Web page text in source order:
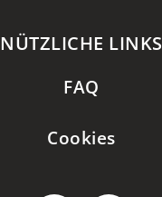
NÜTZLICHE LINKS
FAQ
Cookies